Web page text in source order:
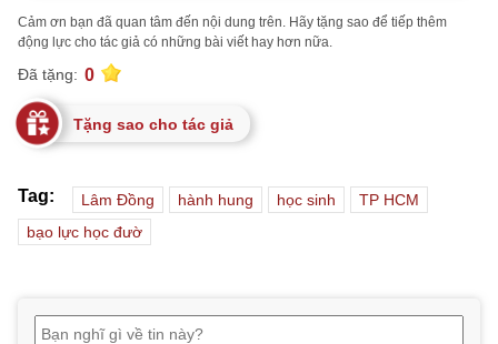
Cảm ơn bạn đã quan tâm đến nội dung trên. Hãy tặng sao để tiếp thêm
động lực cho tác giả có những bài viết hay hơn nữa.
Đã tặng: 0
Tặng sao cho tác giả
Tag: Lâm Đồng hành hung học sinh
TP HCM
bạo lực học đườ